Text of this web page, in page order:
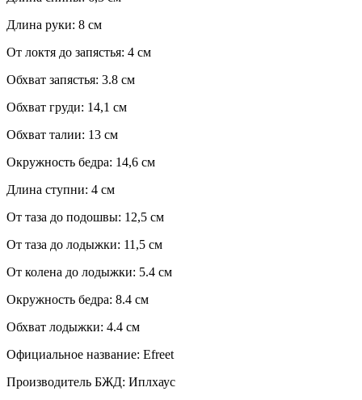
Длина руки: 8 см
От локтя до запястья: 4 см
Обхват запястья: 3.8 см
Обхват груди: 14,1 см
Обхват талии: 13 см
Окружность бедра: 14,6 см
Длина ступни: 4 см
От таза до подошвы: 12,5 см
От таза до лодыжки: 11,5 см
От колена до лодыжки: 5.4 см
Окружность бедра: 8.4 см
Обхват лодыжки: 4.4 см
Официальное название: Efreet
Производитель БЖД: Иплхаус